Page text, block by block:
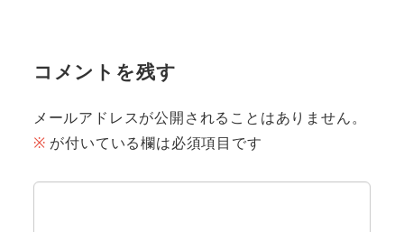
コメントを残す
メールアドレスが公開されることはありません。
※ が付いている欄は必須項目です